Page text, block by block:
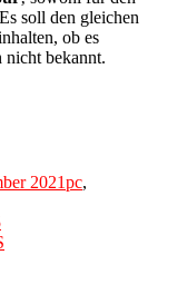
soll den gleichen
ob es
bekannt.
2021pc,